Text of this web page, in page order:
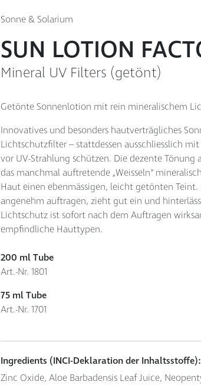
Sonne & Solarium
SUN LOTION
Mineral UV Filters (getönt)
Getönte Sonnenlotion mit rein mineralischem
Innovatives und besonders hautverträgliches
Lichtschutzfilter – stattdessen ausschliesslich
vor UV-Strahlung schützen. Die dezente
das manchmal auftretende „Weisseln“
Haut einen ebenmässigen, leicht getönten
angenehm auftragen, zieht gut ein und
Lichtschutz ist sofort nach dem Auftragen
empfindliche Hauttypen.
200 ml Tube
Art.-Nr. 1801
75 ml Tube
Art.-Nr. 1701
Ingredients (INCI-Deklaration der Inhaltsstoffe):
Zinc Oxide, Aloe Barbadensis Leaf Juice,